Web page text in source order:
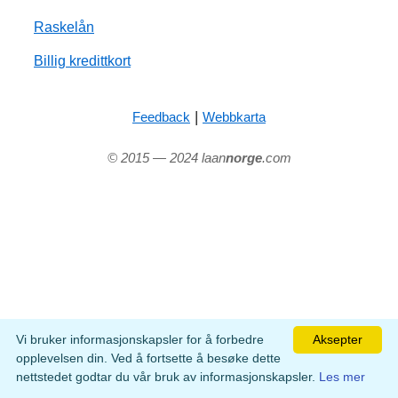
Raskelån
Billig kredittkort
Feedback | Webbkarta
© 2015 — 2024 laannorge.com
Aksepter
Vi bruker informasjonskapsler for å forbedre
opplevelsen din. Ved å fortsette å besøke dette
nettstedet godtar du vår bruk av informasjonskapsler. Les mer